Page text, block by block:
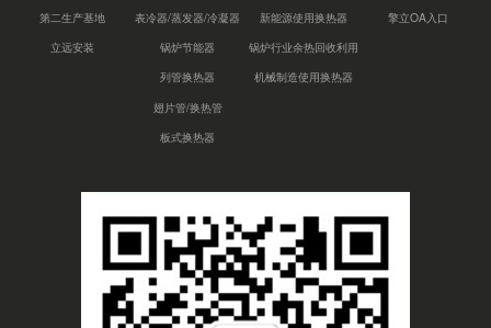
第二生产基地
立远安装
表冷器/蒸发器/冷凝器
锅炉节能器
列管换热器
翅片管/换热管
板式换热器
新能源使用换热器
锅炉行业余热回收利用
机械制造使用换热器
擎立OA入口